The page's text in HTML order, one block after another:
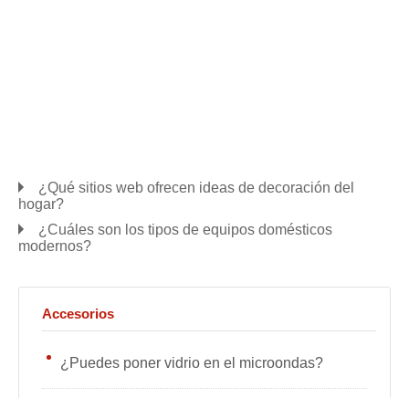
¿Qué sitios web ofrecen ideas de decoración del
hogar?
¿Cuáles son los tipos de equipos domésticos
modernos?
Accesorios
¿Puedes poner vidrio en el microondas?